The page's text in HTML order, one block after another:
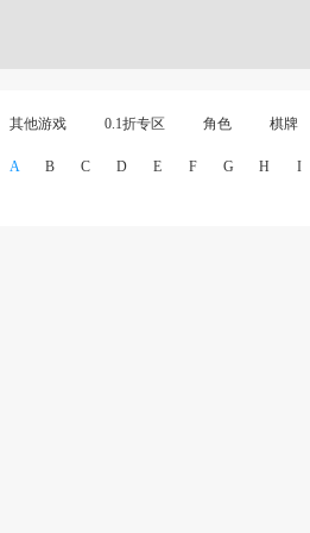
其他游戏 0.1折专区 角色 棋牌
A B C D E F G H I